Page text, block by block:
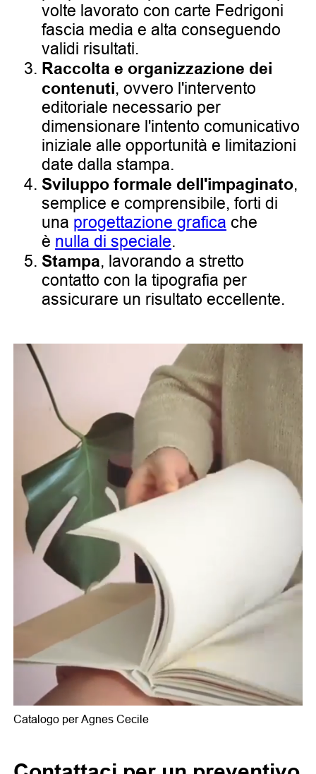
volte lavorato con carte Fedrigoni
fascia media e alta conseguendo
validi risultati.
Raccolta e organizzazione dei
contenuti, ovvero l'intervento
editoriale necessario per
dimensionare l'intento comunicativo
iniziale alle opportunità e limitazioni
date dalla stampa.
Sviluppo formale dell'impaginato,
semplice e comprensibile, forti di
una progettazione grafica che
è nulla di speciale.
Stampa, lavorando a stretto
contatto con la tipografia per
assicurare un risultato eccellente.
Catalogo per Agnes Cecile